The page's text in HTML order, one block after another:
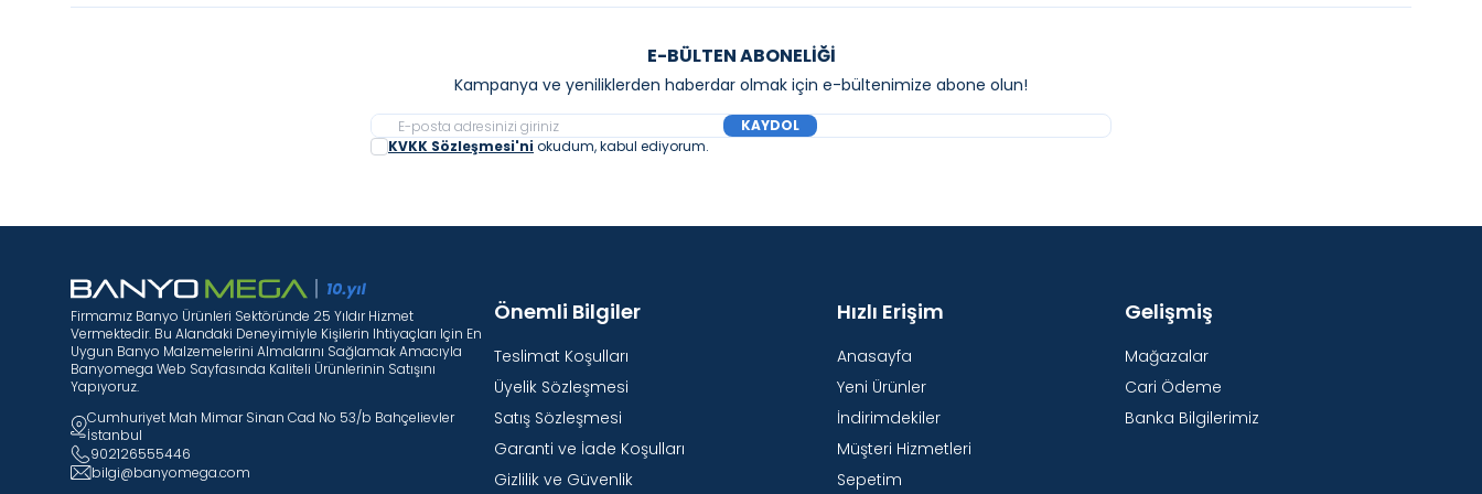
E-BÜLTEN ABONELIĞI
Kampanya ve yeniliklerden haberdar olmak için e-bültenimize abone olun!
KAYDOL
KVKK Sözleşmesi'ni okudum, kabul ediyorum.
Firmamız Banyo Ürünleri Sektöründe 25 Yıldır Hizmet
Vermektedir. Bu Alandaki Deneyimiyle Kişilerin Ihtiyaçları Için En
Uygun Banyo Malzemelerini Almalarını Sağlamak Amacıyla
Banyomega Web Sayfasında Kaliteli Ürünlerinin Satışını
Yapıyoruz.
Cumhuriyet Mah Mimar Sinan Cad No 53/b Bahçelievler
İstanbul
902126555446
bilgi@banyomega.com
Önemli Bilgiler
Teslimat Koşulları
Üyelik Sözleşmesi
Satış Sözleşmesi
Garanti ve İade Koşulları
Gizlilik ve Güvenlik
Hızlı Erişim
Anasayfa
Yeni Ürünler
İndirimdekiler
Müşteri Hizmetleri
Sepetim
Gelişmiş
Mağazalar
Cari Ödeme
Banka Bilgilerimiz